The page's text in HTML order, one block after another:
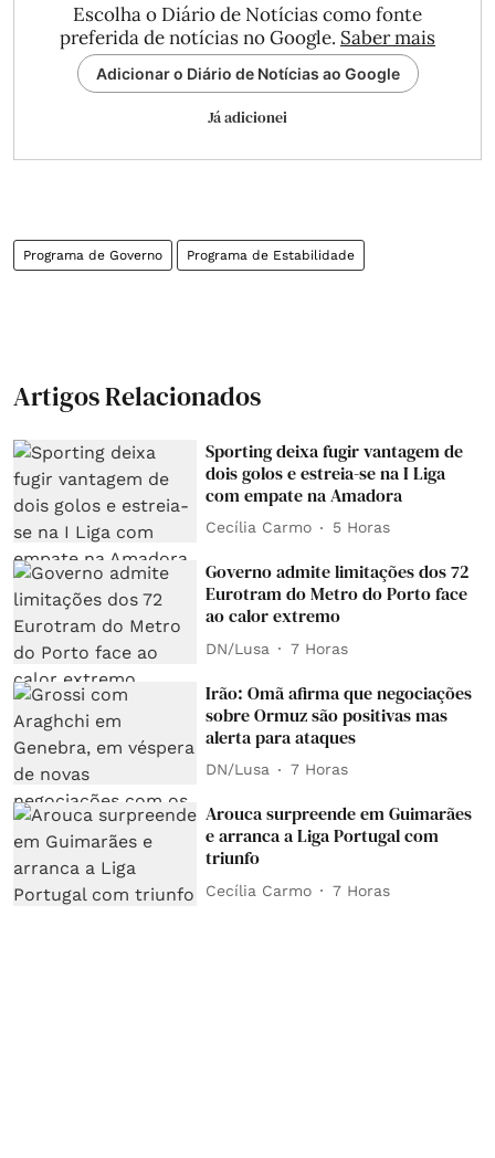
Escolha o Diário de Notícias como fonte
preferida de notícias no Google. Saber mais
Adicionar o Diário de Notícias ao Google
Já adicionei
Programa de Governo Programa de Estabilidade
Artigos Relacionados
Sporting deixa fugir vantagem de
dois golos e estreia-se na I Liga
com empate na Amadora
Cecília Carmo 5 Horas
Governo admite limitações dos 72
Eurotram do Metro do Porto face
ao calor extremo
DN/Lusa 7 Horas
Irão: Omã afirma que negociações
sobre Ormuz são positivas mas
alerta para ataques
DN/Lusa 7 Horas
Arouca surpreende em Guimarães
e arranca a Liga Portugal com
triunfo
Cecília Carmo 7 Horas